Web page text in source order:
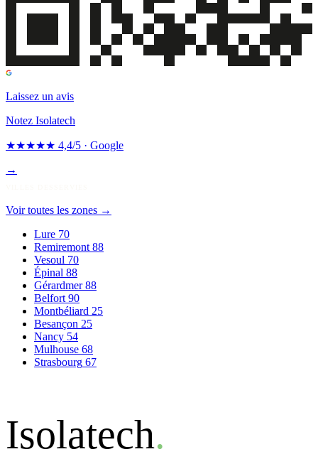
Laissez un avis
Notez Isolatech
★★★★★ 4,4/5 · Google
→
Voir toutes les zones →
Lure 70
Remiremont 88
Vesoul 70
Épinal 88
Gérardmer 88
Belfort 90
Montbéliard 25
Besançon 25
Nancy 54
Mulhouse 68
Strasbourg 67
Isolatech.